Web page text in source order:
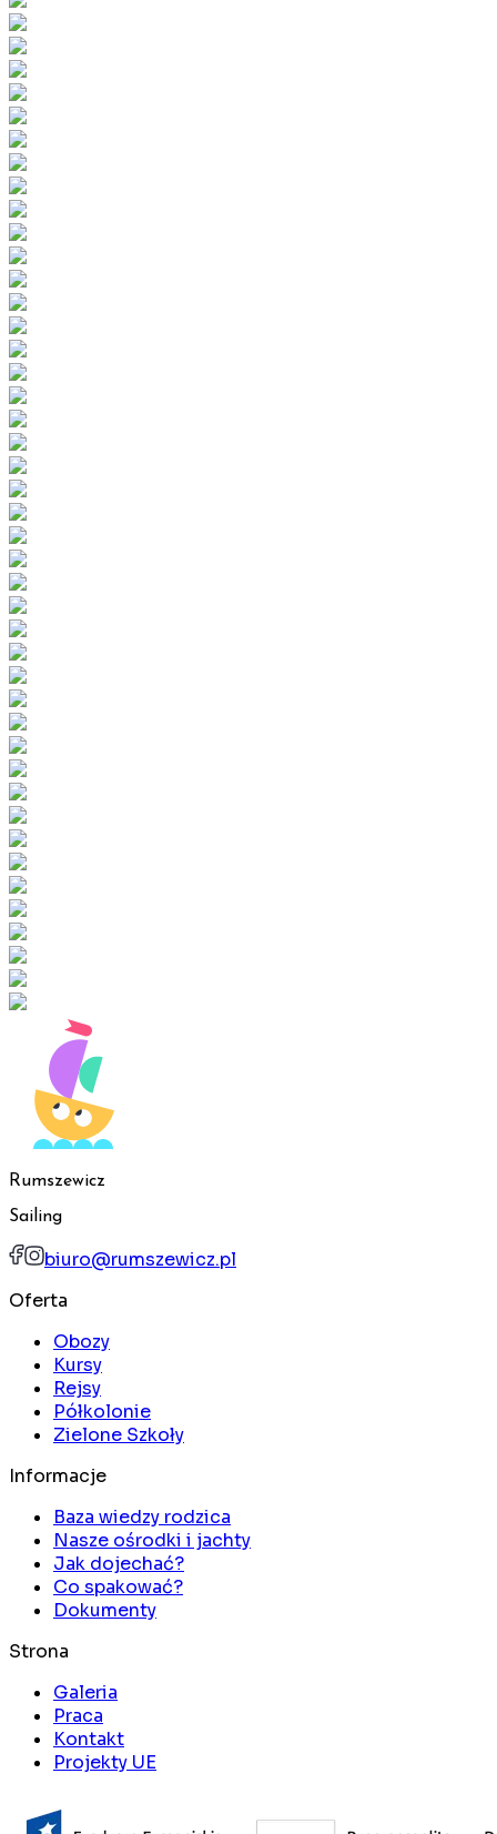
Rumszewicz
Sailing
biuro@rumszewicz.pl
Oferta
Obozy
Kursy
Rejsy
Półkolonie
Zielone Szkoły
Informacje
Baza wiedzy rodzica
Nasze ośrodki i jachty
Jak dojechać?
Co spakować?
Dokumenty
Strona
Galeria
Praca
Kontakt
Projekty UE